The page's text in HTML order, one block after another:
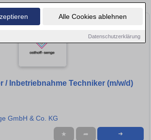
Alle Cookies ablehnen
Datenschutzerklärung
/ Inbetriebnahme Techniker (m/w/d)
GmbH & Co. KG
★ ➦ ➜